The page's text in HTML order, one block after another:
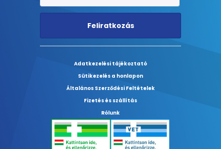
Feliratkozás
Adatkezelési tájékoztató
Sütikezelés a honlapon
Általános Szerződési Feltételek
Fizetés és szállítás
Rólunk